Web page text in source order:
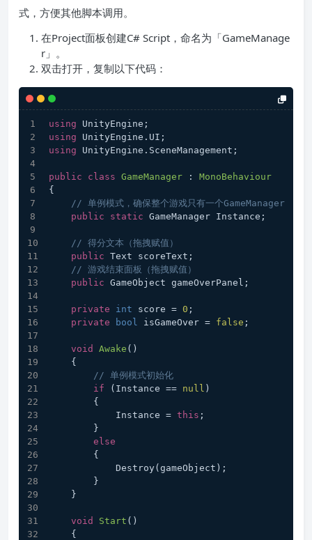
式，方便其他脚本调用。
在Project面板创建C# Script，命名为「GameManage
r」。
双击打开，复制以下代码：
using UnityEngine;
using UnityEngine.UI;
using UnityEngine.SceneManagement;
public class GameManager : MonoBehaviour
{
// 单例模式，确保整个游戏只有一个GameManager
public
static GameManager Instance;
// 得分文本（拖拽赋值）
public Text scoreText;
// 游戏结束面板（拖拽赋值）
public GameObject gameOverPanel;
private int score = 0 ;
private
bool isGameOver = false ;
void Awake ( )
    {
// 单例模式初始化
if (Instance == null )
        {
            Instance =
this ;
        }
else
        {
            Destroy(gameObject);
        }
    }
void Start ( )
    {